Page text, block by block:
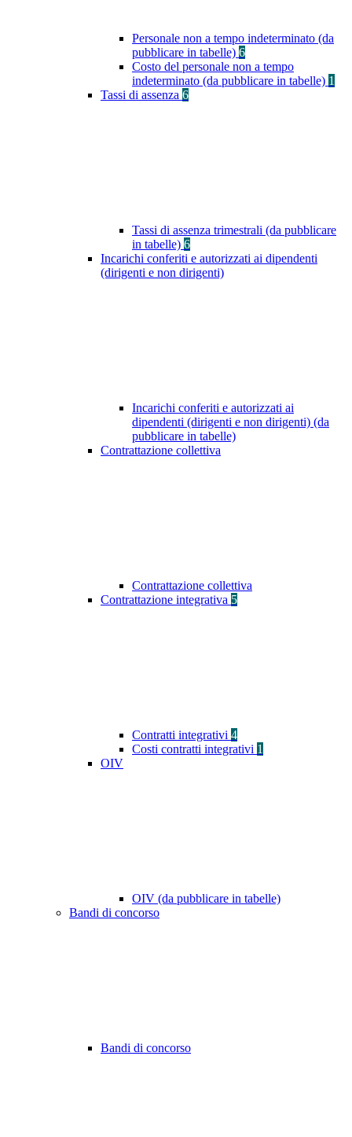
Personale non a tempo indeterminato (da
pubblicare in tabelle) 6
Costo del personale non a tempo
indeterminato (da pubblicare in tabelle) 1
Tassi di assenza 6
Tassi di assenza trimestrali (da pubblicare
in tabelle) 6
Incarichi conferiti e autorizzati ai dipendenti
(dirigenti e non dirigenti)
Incarichi conferiti e autorizzati ai
dipendenti (dirigenti e non dirigenti) (da
pubblicare in tabelle)
Contrattazione collettiva
Contrattazione collettiva
Contrattazione integrativa 5
Contratti integrativi 4
Costi contratti integrativi 1
OIV
OIV (da pubblicare in tabelle)
Bandi di concorso
Bandi di concorso